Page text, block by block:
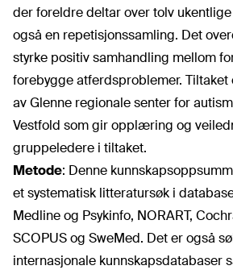
der foreldre deltar over tolv
også en repetisjonssamling. Det
styrke positiv samhandling mellom
forebygge atferdsproblemer. Tiltaket
av Glenne regionale senter for
Vestfold som gir opplæring og
gruppeledere i tiltaket.
Metode: Denne
et systematisk litteratursøk i
Medline og Psykinfo, NORART,
SCOPUS og SweMed. Det er også
internasjonale kunnskapsdatabaser